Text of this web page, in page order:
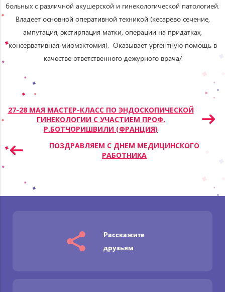
больных с различной акушерской и гинекологической патологией.
Владеет основной оперативной техникой (кесарево сечение,
ампутация, экстирпация матки, операции на придатках,
консервативная миомэктомия). Оказывает ургентную помощь в
качестве ответственного дежурного врача/
Навигация
27-28 МАЯ МАСТЕР-КЛАСС ПО ЭНДОСКОПИЧЕСКОЙ
ГИНЕКОЛОГИИ С УЧАСТИЕМ ПРОФ.
Р.БОТЧОРИШВИЛИ (ФРАНЦИЯ)
ПОЗДРАВЛЯЕМ С ДНЕМ МЕДИЦИНСКОГО
РАБОТНИКА
Расскажите
друзьям